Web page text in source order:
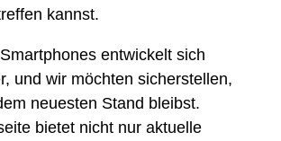
kannst.
entwickelt sich
und wir möchten sicherstellen,
neuesten Stand bleibst.
bietet nicht nur aktuelle